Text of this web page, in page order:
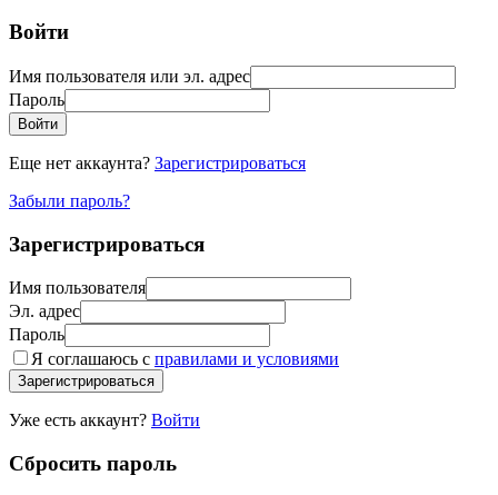
Войти
Имя пользователя или эл. адрес
Пароль
Войти
Еще нет аккаунта? Зарегистрироваться
Забыли пароль?
Зарегистрироваться
Имя пользователя
Эл. адрес
Пароль
Я соглашаюсь с правилами и условиями
Зарегистрироваться
Уже есть аккаунт? Войти
Сбросить пароль